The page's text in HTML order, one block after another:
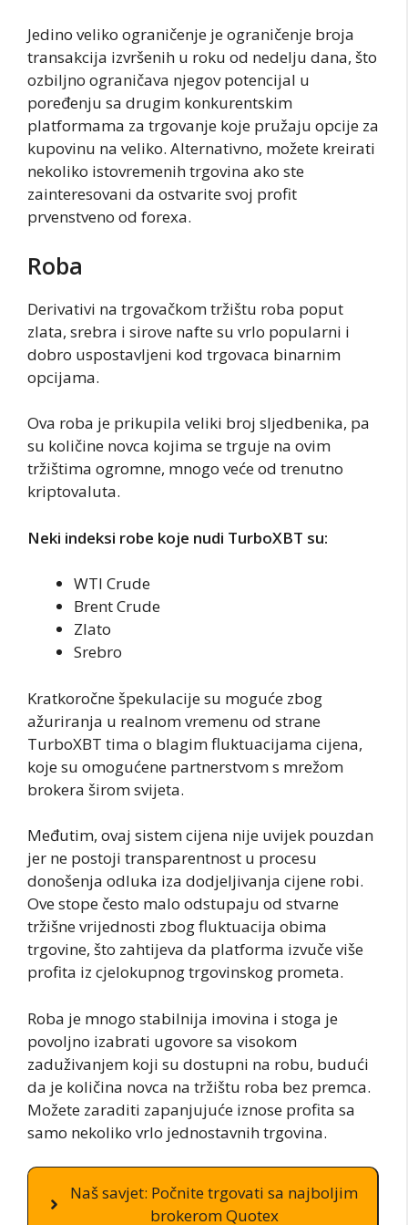
Jedino veliko ograničenje je ograničenje broja
transakcija izvršenih u roku od nedelju dana, što
ozbiljno ograničava njegov potencijal u
poređenju sa drugim konkurentskim
platformama za trgovanje koje pružaju opcije za
kupovinu na veliko. Alternativno, možete kreirati
nekoliko istovremenih trgovina ako ste
zainteresovani da ostvarite svoj profit
prvenstveno od forexa.
Roba
Derivativi na trgovačkom tržištu roba poput
zlata, srebra i sirove nafte su vrlo popularni i
dobro uspostavljeni kod trgovaca binarnim
opcijama.
Ova roba je prikupila veliki broj sljedbenika, pa
su količine novca kojima se trguje na ovim
tržištima ogromne, mnogo veće od trenutno
kriptovaluta.
Neki indeksi robe koje nudi TurboXBT su:
WTI Crude
Brent Crude
Zlato
Srebro
Kratkoročne špekulacije su moguće zbog
ažuriranja u realnom vremenu od strane
TurboXBT tima o blagim fluktuacijama cijena,
koje su omogućene partnerstvom s mrežom
brokera širom svijeta.
Međutim, ovaj sistem cijena nije uvijek pouzdan
jer ne postoji transparentnost u procesu
donošenja odluka iza dodjeljivanja cijene robi.
Ove stope često malo odstupaju od stvarne
tržišne vrijednosti zbog fluktuacija obima
trgovine, što zahtijeva da platforma izvuče više
profita iz cjelokupnog trgovinskog prometa.
Roba je mnogo stabilnija imovina i stoga je
povoljno izabrati ugovore sa visokom
zaduživanjem koji su dostupni na robu, budući
da je količina novca na tržištu roba bez premca.
Možete zaraditi zapanjujuće iznose profita sa
samo nekoliko vrlo jednostavnih trgovina.
Naš savjet: Počnite trgovati sa najboljim
brokerom Quotex